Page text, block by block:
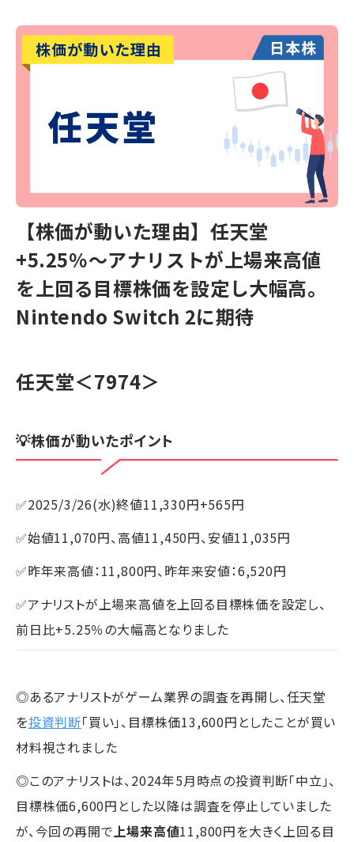
【株価が動いた理由】任天堂
+5.25％～アナリストが上場来高値
を上回る目標株価を設定し大幅高。
Nintendo Switch 2に期待
任天堂＜7974＞
💡株価が動いたポイント
✅2025/3/26(水)終値11,330円+565円
✅始値11,070円、高値11,450円、安値11,035円
✅昨年来高値：11,800円、昨年来安値：6,520円
✅アナリストが上場来高値を上回る目標株価を設定し、
前日比+5.25％の大幅高となりました
◎あるアナリストがゲーム業界の調査を再開し、任天堂
を投資判断「買い」、目標株価13,600円としたことが買い
材料視されました
◎このアナリストは、2024年5月時点の投資判断「中立」、
目標株価6,600円とした以降は調査を停止していました
が、今回の再開で上場来高値11,800円を大きく上回る目